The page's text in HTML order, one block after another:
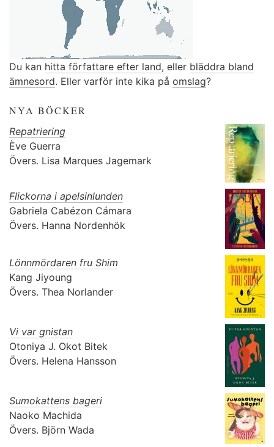
Du kan hitta författare efter land, eller bläddra bland
ämnesord. Eller varför inte kika på omslag?
NYA BÖCKER
Repatriering
Ève Guerra
Övers. Lisa Marques Jagemark
Flickorna i apelsinlunden
Gabriela Cabézon Cámara
Övers. Hanna Nordenhök
Lönnmördaren fru Shim
Kang Jiyoung
Övers. Thea Norlander
Vi var gnistan
Otoniya J. Okot Bitek
Övers. Helena Hansson
Sumokattens bageri
Naoko Machida
Övers. Björn Wada